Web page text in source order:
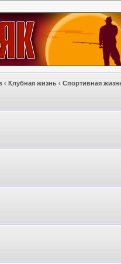
‹ Клубная жизнь ‹ Спортивная